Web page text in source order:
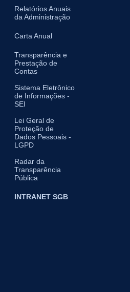
Relatórios Anuais
da Administração
Carta Anual
Transparência e
Prestação de
Contas
Sistema Eletrônico
de Informações -
SEI
Lei Geral de
Proteção de
Dados Pessoais -
LGPD
Radar da
Transparência
Pública
INTRANET SGB